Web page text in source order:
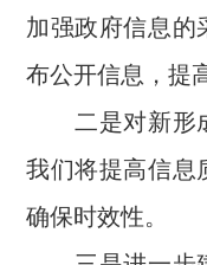
加强政府信息的
布公开信息，提
二是对新形成
我们将提高信息
确保时效性。